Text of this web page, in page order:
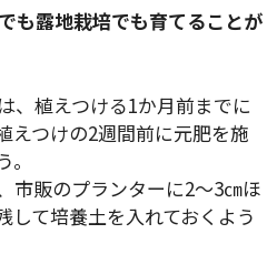
も露地栽培でも育てることが
、植えつける1か月前までに
えつけの2週間前に元肥を施
市販のプランターに2〜3㎝ほ
して培養土を入れておくよう